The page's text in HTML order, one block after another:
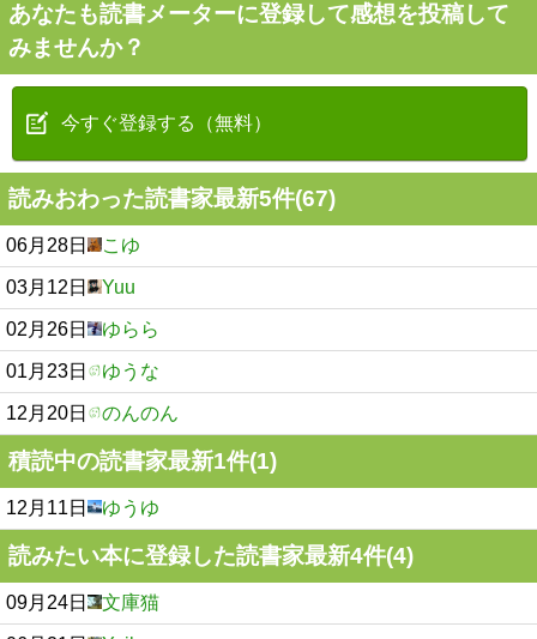
あなたも読書メーターに登録して感想を投稿して
みませんか？
今すぐ登録する（無料）
読みおわった読書家最新5件(67)
06月28日 こゆ
03月12日 Yuu
02月26日 ゆらら
01月23日 ゆうな
12月20日 のんのん
積読中の読書家最新1件(1)
12月11日 ゆうゆ
読みたい本に登録した読書家最新4件(4)
09月24日 文庫猫